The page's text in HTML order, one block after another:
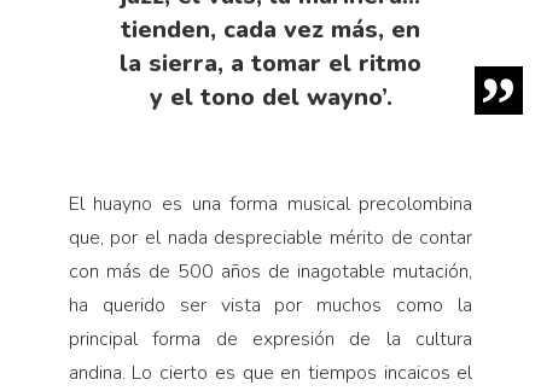
tienden, cada vez más, en
la sierra, a tomar el ritmo
y el tono del wayno’.
El huayno es una forma musical precolombina
que, por el nada despreciable mérito de contar
con más de 500 años de inagotable mutación,
ha querido ser vista por muchos como la
principal forma de expresión de la cultura
andina. Lo cierto es que en tiempos incaicos el